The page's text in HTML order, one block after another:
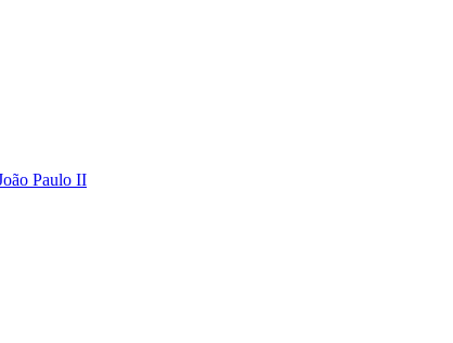
Paulo II